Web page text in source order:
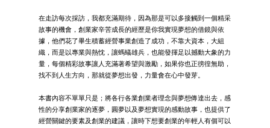
在走訪每次採訪，我都充滿期待，因為那是可以多接觸到一個精采
故事的機會，創業家辛苦成長的經歷是你我實現夢想的借鏡與依
據，他們花了畢生積蓄經營事業創造了成功，不靠大資本，大組
織，而是以專業與熱忱，讓螞蟻雄兵，也能發揮足以撼動大象的力
量，每個精彩故事讓人充滿著希望與激勵，如果你也正徬徨無助，
找不到人生方向，那就從夢想出發，力量會在心中發芽。
本書內容不單單只是；將各行各業創業者理念與夢想傳達出去，感
性的分享創業家的逐夢，圓夢以及夢想實現的感動故事，也提供了
經營關鍵的要素及創業的建議，讓時下想要創業的年輕人有個可以